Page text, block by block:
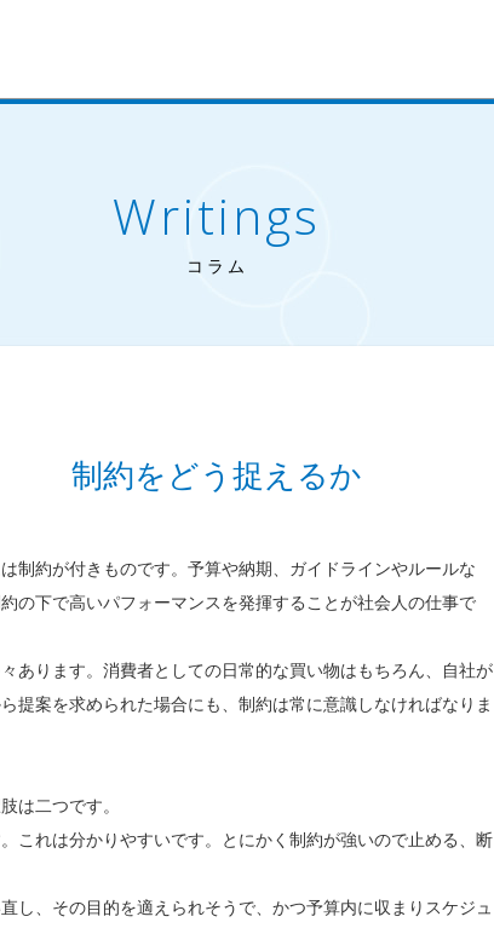
Writings
コラム
制約をどう捉えるか
制約が付きものです。予算や納期、ガイドラインやルールな
の下で高いパフォーマンスを発揮することが社会人の仕事で
あります。消費者としての日常的な買い物はもちろん、自社が
提案を求められた場合にも、制約は常に意識しなければなりま
は二つです。
これは分かりやすいです。とにかく制約が強いので止める、断
し、その目的を適えられそうで、かつ予算内に収まりスケジュ